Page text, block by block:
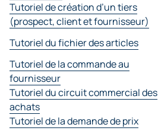
Tutoriel de création d’un tiers
(prospect, client et fournisseur)
Tutoriel du fichier des articles
Tutoriel de la commande au
fournisseur
Tutoriel du circuit commercial des
achats
Tutoriel de la demande de prix